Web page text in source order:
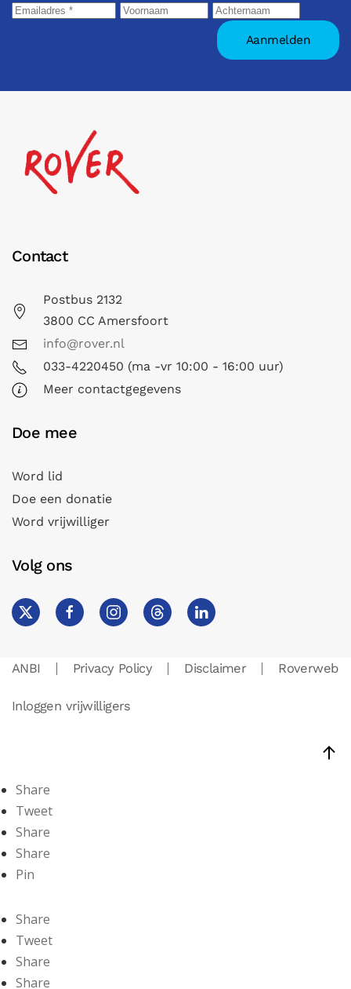
Contact
Postbus 2132
3800 CC Amersfoort
info@rover.nl
033-4220450 (ma -vr 10:00 - 16:00 uur)
Meer contactgegevens
Doe mee
Word lid
Doe een donatie
Word vrijwilliger
Volg ons
ANBI Privacy Policy Disclaimer Roverweb
Inloggen vrijwilligers
Share
Tweet
Share
Share
Pin
Share
Tweet
Share
Share